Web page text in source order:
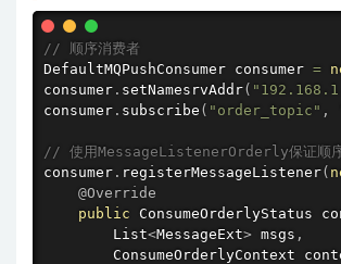
// 顺序消费者
DefaultMQPushConsumer consumer =
consumer . setNamesrvAddr(
consumer . subscribe ( "order_topic" ,
// 使用MessageListenerOrderly保证顺
consumer . registerMessageListener(
@Override
public ConsumeOrderlyStatus
        List
<MessageExt> msgs ,
ConsumeOrderlyContext